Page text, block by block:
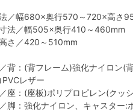
／幅680×奥行570～720×高さ
法／幅505×奥行410～460mm
さ／420～510mm
背：(背フレーム)強化ナイロン(
レザー
座：(座板)ポリプロピレン(クッ
脚：強化ナイロン、キャスター: